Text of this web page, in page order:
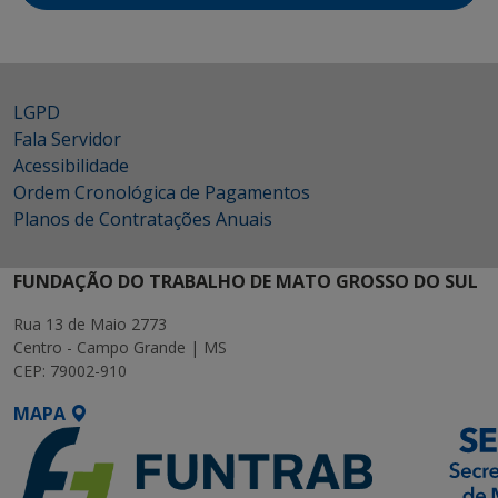
LGPD
Fala Servidor
Acessibilidade
Ordem Cronológica de Pagamentos
Planos de Contratações Anuais
FUNDAÇÃO DO TRABALHO DE MATO GROSSO DO SUL
Rua 13 de Maio 2773
Centro - Campo Grande | MS
CEP: 79002-910
MAPA